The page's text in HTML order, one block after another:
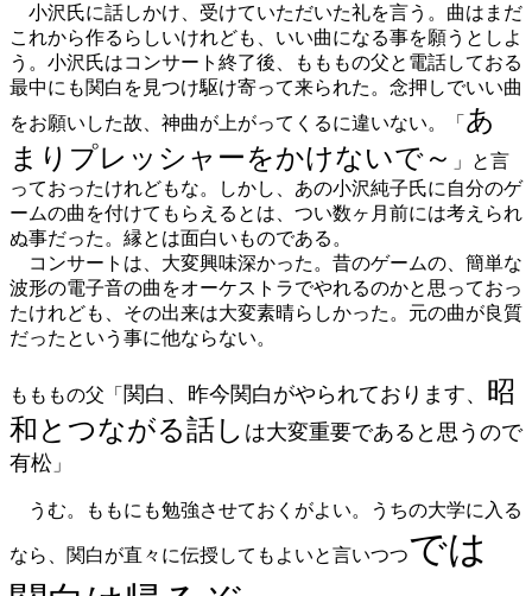
小沢氏に話しかけ、受けていただいた礼を言う。曲はまだ
これから作るらしいけれども、いい曲になる事を願うとしよ
う。小沢氏はコンサート終了後、もももの父と電話しておる
最中にも関白を見つけ駆け寄って来られた。念押しでいい曲
をお願いした故、神曲が上がってくるに違いない。「 あ
まりプレッシャーをかけないで～ 」と言
っておったけれどもな。しかし、あの小沢純子氏に自分のゲ
ームの曲を付けてもらえるとは、つい数ヶ月前には考えられ
ぬ事だった。縁とは面白いものである。
コンサートは、大変興味深かった。昔のゲームの、簡単な
波形の電子音の曲をオーケストラでやれるのかと思っておっ
たけれども、その出来は大変素晴らしかった。元の曲が良質
だったという事に他ならない。
もももの父「 関白、昨今関白がやられております、 昭
和とつながる話し は大変重要であると思うので
有松 」
うむ。ももにも勉強させておくがよい。うちの大学に入る
なら、関白が直々に伝授してもよいと言いつつでは